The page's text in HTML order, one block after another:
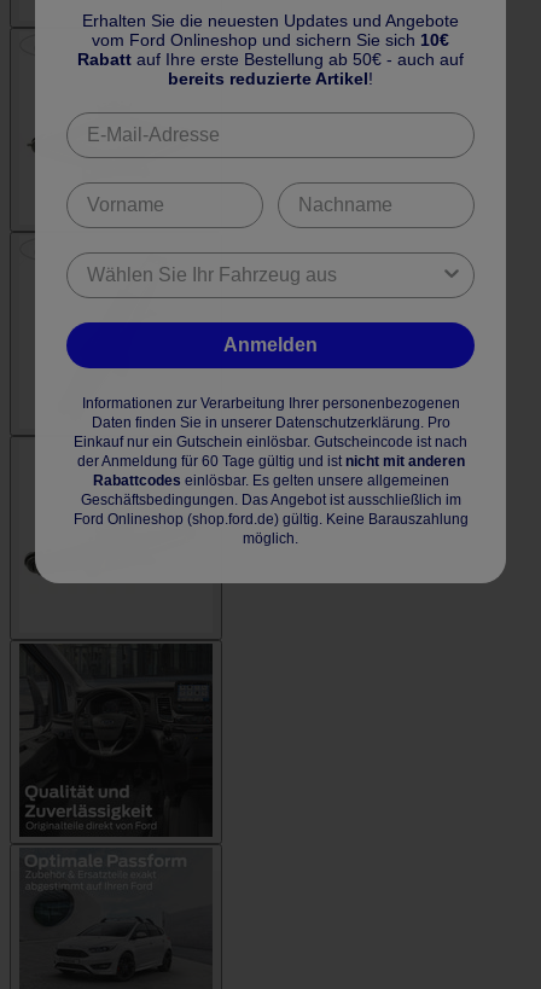
Erhalten Sie die neuesten Updates und Angebote
vom Ford Onlineshop und sichern Sie sich 10€
Rabatt auf Ihre erste Bestellung ab 50€ - auch auf
bereits reduzierte Artikel!
Anmelden
Informationen zur Verarbeitung Ihrer personenbezogenen
Daten finden Sie in unserer Datenschutzerklärung. Pro
Einkauf nur ein Gutschein einlösbar. Gutscheincode ist nach
der Anmeldung für 60 Tage gültig und ist nicht mit anderen
Rabattcodes einlösbar. Es gelten unsere allgemeinen
Geschäftsbedingungen. Das Angebot ist ausschließlich im
Ford Onlineshop (shop.ford.de) gültig. Keine Barauszahlung
möglich.